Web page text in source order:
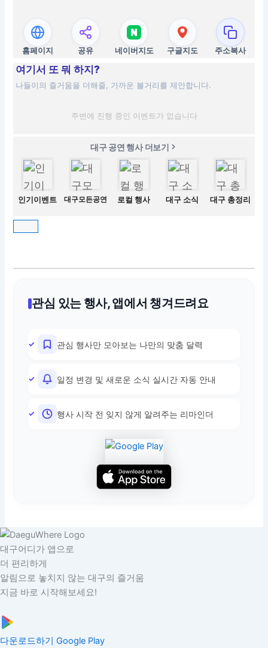
홈페이지 공유 네이버지도 구글지도 주소복사
여기서 또 뭐 하지?
나들이의 즐거움을 더해줄, 가까운 볼거리를 제안합니다.
주변에 진행 중인 이벤트가 없습니다
대구 공연 행사 더보기
인기이벤트 대구모든공연 로컬 행사 대구 소식 대구 총정리
관심 있는 행사, 앱에서 챙겨드려요
관심 행사만 모아보는 나만의 맞춤 달력
일정 변경 및 새로운 소식 실시간 자동 안내
행사 시작 전 잊지 않게 알려주는 리마인더
대구어디가 앱으로
더 편리하게
알림으로 놓치지 않는 대구의 즐거움
지금 바로 시작해보세요!
다운로드하기 Google Play